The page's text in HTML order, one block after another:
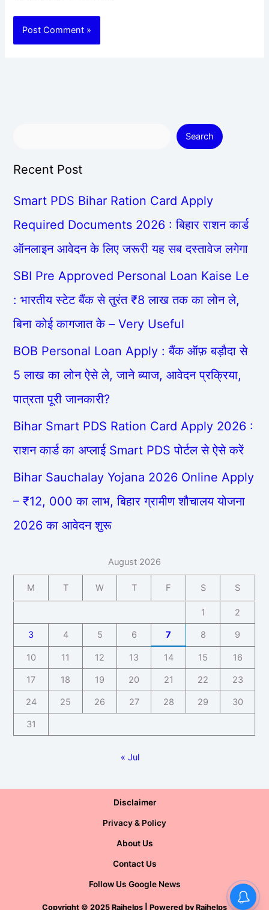
Search
Recent Post
Smart PDS Bihar Ration Card Apply
Required Documents 2026 : बिहार राशन कार्ड
ऑनलाइन आवेदन के लिए जरूरी यह सब दस्तावेज लगेगा
SBI Pre Approved Personal Loan Kaise Le
: भारतीय स्टेट बैंक से तुरंत ₹8 लाख तक का लोन ले,
बिना कोई कागजात के – Very Useful
BOB Personal Loan Apply : बैंक ऑफ़ बड़ौदा से
5 लाख का लोन ऐसे ले, जाने ब्याज, आवेदन प्रक्रिया,
पात्रता पूरी जानकारी?
Bihar Smart PDS Ration Card Apply 2026 :
राशन कार्ड का अप्लाई Smart PDS पोर्टल से ऐसे करें
Bihar Sauchalay Yojana 2026 Online Apply
– ₹12, 000 का लाभ, बिहार ग्रामीण शौचालय योजना
2026 का आवेदन शुरू
August 2026
M T W T F S S
1 2
3 4 5 6 7 8 9
10 11 12 13 14 15 16
17 18 19 20 21 22 23
24 25 26 27 28 29 30
31
« Jul
Disclaimer
Privacy & Policy
About Us
Contact Us
Follow Us Google News
Copyright © 2025 Rajhelps | Powered by Rajhelps